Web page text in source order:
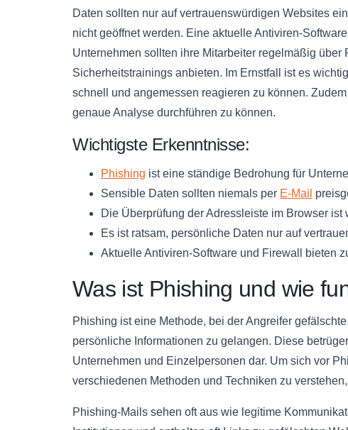
Daten sollten nur auf vertrauenswürdigen Websites
nicht geöffnet werden. Eine aktuelle Antiviren-
Unternehmen sollten ihre Mitarbeiter regelmäßig
Sicherheitstrainings anbieten. Im Ernstfall ist es
schnell und angemessen reagieren zu können.
genaue Analyse durchführen zu können.
Wichtigste Erkenntnisse:
Phishing ist eine ständige Bedrohung für
Sensible Daten sollten niemals per E-Mail
Die Überprüfung der Adressleiste im Browser ist
Es ist ratsam, persönliche Daten nur auf
Aktuelle Antiviren-Software und Firewall bieten
Was ist Phishing und wie
Phishing ist eine Methode, bei der Angreifer
persönliche Informationen zu gelangen. Diese
Unternehmen und Einzelpersonen dar. Um sich vor
verschiedenen Methoden und Techniken zu
Phishing-Mails sehen oft aus wie legitime